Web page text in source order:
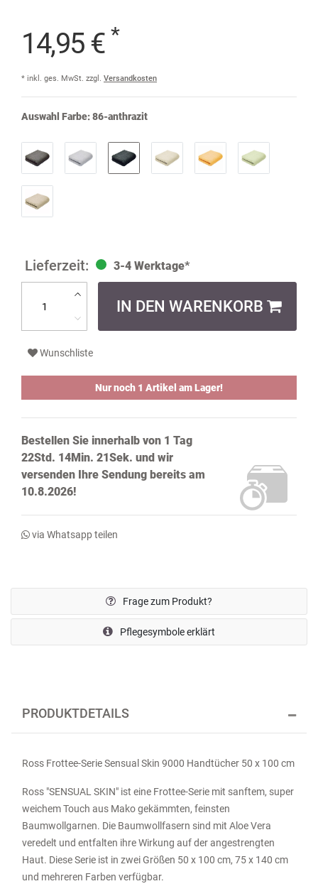
14,95 € *
* inkl. ges. MwSt. zzgl. Versandkosten
Auswahl Farbe:86-anthrazit
3-4 Werktage*
IN DEN WARENKORB
Wunschliste
Nur noch 1 Artikel am Lager!
Bestellen Sie innerhalb von 1 Tag
22Std. 14Min. 20Sek. und wir
versenden Ihre Sendung bereits am
10.8.2026!
via Whatsapp teilen
Frage zum Produkt?
Pflegesymbole erklärt
PRODUKTDETAILS
Ross Frottee-Serie Sensual Skin 9000 Handtücher 50 x 100 cm
Ross "SENSUAL SKIN" ist eine Frottee-Serie mit sanftem, super
weichem Touch aus Mako gekämmten, feinsten
Baumwollgarnen. Die Baumwollfasern sind mit Aloe Vera
veredelt und entfalten ihre Wirkung auf der angestrengten
Haut. Diese Serie ist in zwei Größen 50 x 100 cm, 75 x 140 cm
und mehreren Farben verfügbar.